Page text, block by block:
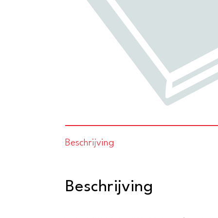
Beschrijving
Beschrijving